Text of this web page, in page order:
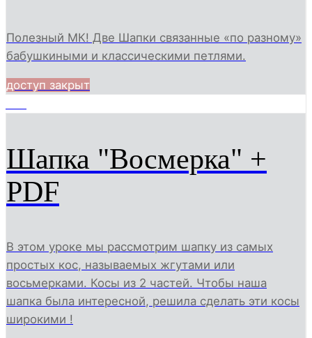
Полезный МК! Две Шапки связанные «по разному»
бабушкиными и классическими петлями.
доступ закрыт
Шапка "Восмерка" +
PDF
В этом уроке мы рассмотрим шапку из самых
простых кос, называемых жгутами или
восьмерками. Косы из 2 частей. Чтобы наша
шапка была интересной, решила сделать эти косы
широкими !